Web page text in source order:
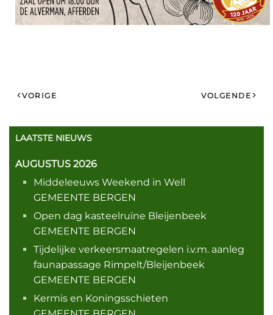
VORIGE VOLGENDE
LAATSTE NIEUWS
AUGUSTUS 2026
Middeleeuws Weekend in Well
GEMEENTE BERGEN
Open dag kasteelruïne Bleijenbeek
GEMEENTE BERGEN
Tijdelijke verkeersmaatregelen i.v.m. aanleg
faunapassage Rimpelt/Bleijenbeek
GEMEENTE BERGEN
Kermis en Koningsschieten